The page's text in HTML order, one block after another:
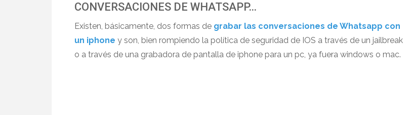
CONVERSACIONES DE WHATSAPP…
Existen, básicamente, dos formas de grabar las conversaciones de Whatsapp con
un iphone y son, bien rompiendo la política de seguridad de IOS a través de un jailbreak
o a través de una grabadora de pantalla de iphone para un pc, ya fuera windows o mac.